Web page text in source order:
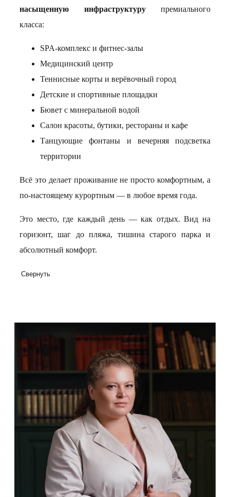
насыщенную инфраструктурупремиального
класса:
SPA-комплекс и фитнес-залы
Медицинский центр
Теннисные корты и верёвочный город
Детские и спортивные площадки
Бювет с минеральной водой
Салон красоты, бутики, рестораны и кафе
Танцующие фонтаны и вечерняя подсветка
территории
Всё это делает проживание не просто комфортным, а
по-настоящему курортным — в любое время года.
Это место, где каждый день — как отдых. Вид на
горизонт, шаг до пляжа, тишина старого парка и
абсолютный комфорт.
Свернуть